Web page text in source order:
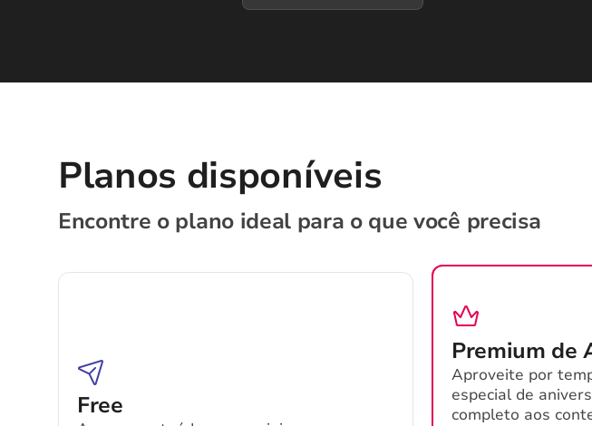
Planos disponíveis
Encontre o plano ideal para o que você precisa
Free
Premium de
Aproveite por
especial de
completo aos